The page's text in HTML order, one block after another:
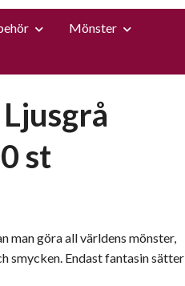
Mönster
st
man göra all världens mönster,
smycken. Endast fantasin sätter